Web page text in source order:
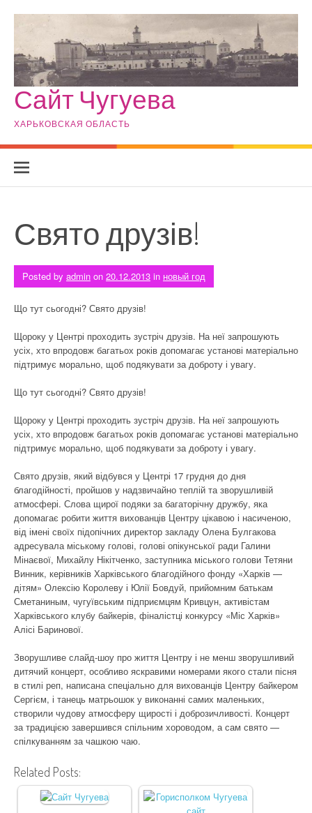
Сайт Чугуева
ХАРЬКОВСКАЯ ОБЛАСТЬ
Свято друзів!
Posted by admin on 20.12.2013 in новый год
Що тут сьогодні? Свято друзів!
Щороку у Центрі проходить зустріч друзів. На неї запрошують
усіх, хто впродовж багатьох років допомагає установі матеріально
підтримує морально, щоб подякувати за доброту і увагу.
Що тут сьогодні? Свято друзів!
Щороку у Центрі проходить зустріч друзів. На неї запрошують
усіх, хто впродовж багатьох років допомагає установі матеріально
підтримує морально, щоб подякувати за доброту і увагу.
Свято друзів, який відбувся у Центрі 17 грудня до дня
благодійності, пройшов у надзвичайно теплій та зворушливій
атмосфері. Слова щирої подяки за багаторічну дружбу, яка
допомагає робити життя вихованців Центру цікавою і насиченою,
від імені своїх підопічних директор закладу Олена Булгакова
адресувала міському голові, голові опікунської ради Галини
Мінаєвої, Михайлу Нікітченко, заступника міського голови Тетяни
Винник, керівників Харківського благодійного фонду «Харків —
дітям» Олексію Королеву і Юлії Бовдуй, прийомним батькам
Сметаниным, чугуївським підприємцям Кривцун, активістам
Харківського клубу байкерів, фіналістці конкурсу «Міс Харків»
Алісі Баринової.
Зворушливе слайд-шоу про життя Центру і не менш зворушливий
дитячий концерт, особливо яскравими номерами якого стали пісня
в стилі реп, написана спеціально для вихованців Центру байкером
Сергієм, і танець матрьошок у виконанні самих маленьких,
створили чудову атмосферу щирості і доброзичливості. Концерт
за традицією завершився спільним хороводом, а сам свято —
спілкуванням за чашкою чаю.
Related Posts: